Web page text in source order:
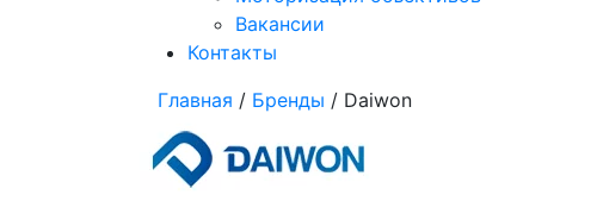
Вакансии
Контакты
Главная / Бренды / Daiwon